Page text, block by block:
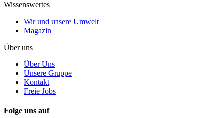
Wissenswertes
Wir und unsere Umwelt
Magazin
Über uns
Über Uns
Unsere Gruppe
Kontakt
Freie Jobs
Folge uns auf